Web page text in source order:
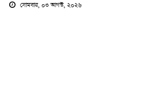
সোমবার, ০৩ আগস্ট, ২০২৬